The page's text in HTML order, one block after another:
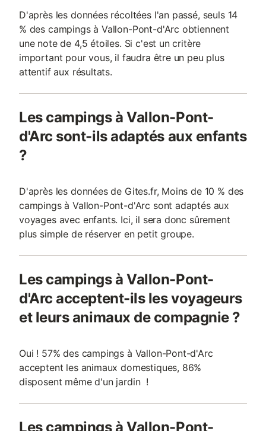
D'après les données récoltées l'an passé, seuls 14
% des campings à Vallon-Pont-d'Arc obtiennent
une note de 4,5 étoiles. Si c'est un critère
important pour vous, il faudra être un peu plus
attentif aux résultats.
Les campings à Vallon-Pont-
d'Arc sont-ils adaptés aux enfants
?
D'après les données de Gites.fr, Moins de 10 % des
campings à Vallon-Pont-d'Arc sont adaptés aux
voyages avec enfants. Ici, il sera donc sûrement
plus simple de réserver en petit groupe.
Les campings à Vallon-Pont-
d'Arc acceptent-ils les voyageurs
et leurs animaux de compagnie ?
Oui ! 57% des campings à Vallon-Pont-d'Arc
acceptent les animaux domestiques, 86%
disposent même d'un jardin !
Les campings à Vallon-Pont-